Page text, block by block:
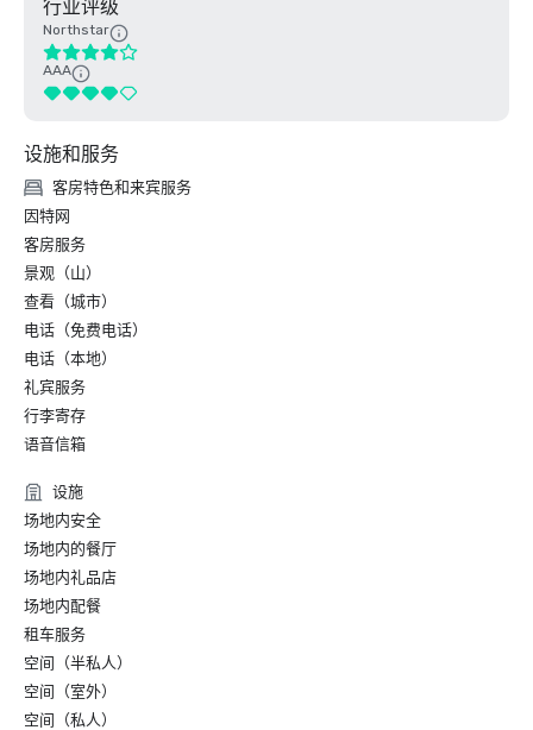
行业评级
Northstar
AAA
设施和服务
客房特色和来宾服务
因特网
客房服务
景观（山）
查看（城市）
电话（免费电话）
电话（本地）
礼宾服务
行李寄存
语音信箱
设施
场地内安全
场地内的餐厅
场地内礼品店
场地内配餐
租车服务
空间（半私人）
空间（室外）
空间（私人）